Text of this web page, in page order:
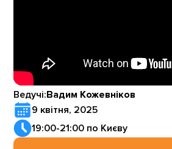
9 квітня, 2025
19:00-21:00 по Києву
Ведучі:Вадим Кожевніков